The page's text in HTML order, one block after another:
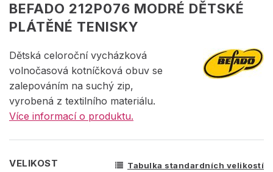
BEFADO 212P076 MODRÉ DĚTSKÉ
PLÁTĚNÉ TENISKY
Dětská celoroční vycházková
volnočasová kotníčková obuv se
zalepováním na suchý zip,
vyrobená z textilního materiálu.
Více informací o produktu.
VELIKOST Tabulka standardních velikostí